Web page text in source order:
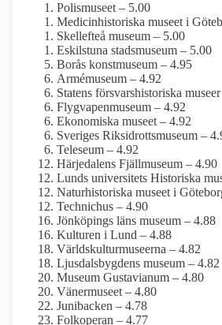
Polismuseet – 5.00
Medicinhistoriska museet i
Skellefteå museum – 5.00
Eskilstuna stadsmuseum – 5.00
Borås konstmuseum – 4.95
Armé­museum – 4.92
Statens försvars­historiska
Flygvapen­museum – 4.92
Ekonomiska museet – 4.92
Sveriges Riksidrottsmuseum –
Teleseum – 4.92
Härjedalens Fjällmuseum – 4.90
Lunds universitets Historiska
Naturhistoriska museet i
Technichus – 4.90
Jönköpings läns museum – 4.88
Kulturen i Lund – 4.88
Världskultur­museerna – 4.82
Ljusdals­bygdens museum – 4.82
Museum Gustavianum – 4.80
Vänermuseet – 4.80
Junibacken – 4.78
Folkoperan – 4.77